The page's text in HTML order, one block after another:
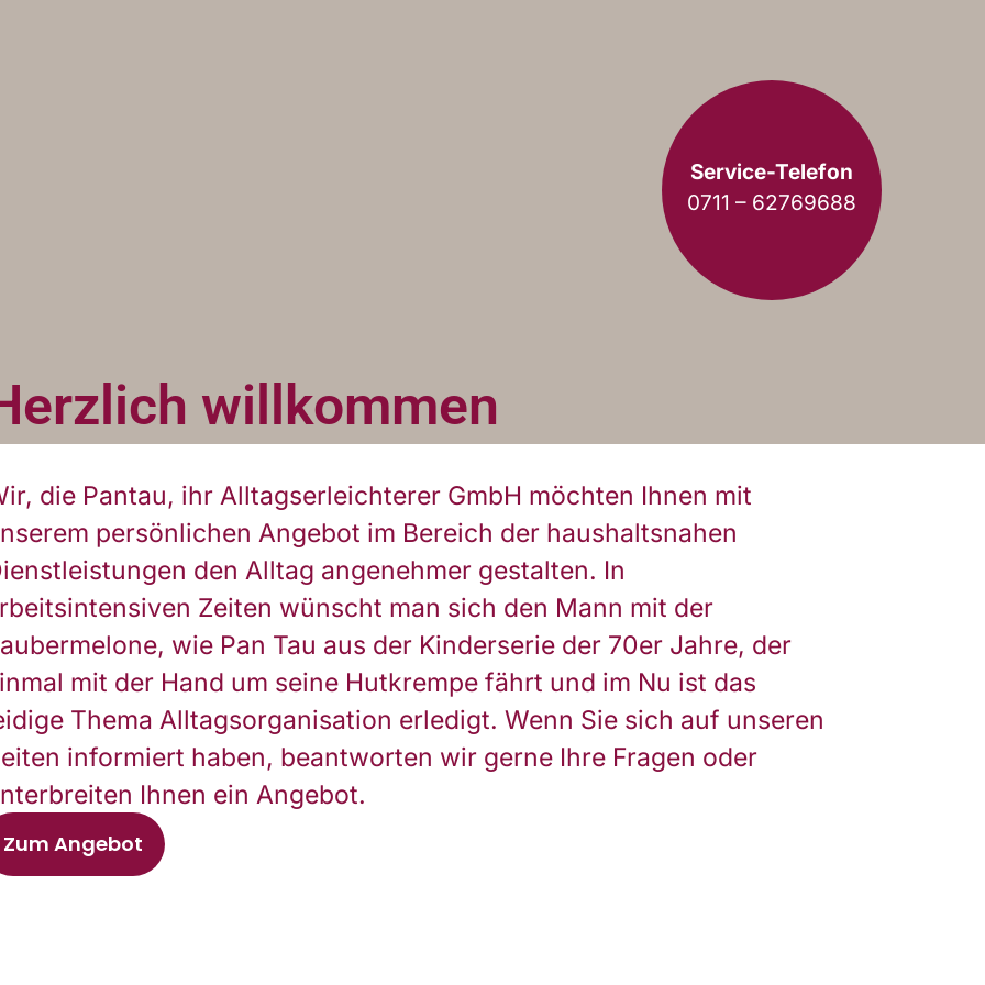
willkommen
Service-Telefon
0711 – 62769688
die Pantau, ihr Alltagserleichterer GmbH möchten Ihnen mit
persönlichen Angebot im Bereich der haushaltsnahen
den Alltag angenehmer gestalten. In
Zeiten wünscht man sich den Mann mit der
wie Pan Tau aus der Kinderserie der 70er Jahre, der
mit der Hand um seine Hutkrempe fährt und im Nu ist das
Thema Alltagsorganisation erledigt. Wenn Sie sich auf unseren
informiert haben, beantworten wir gerne Ihre Fragen oder
Ihnen ein Angebot.
Zum Angebot